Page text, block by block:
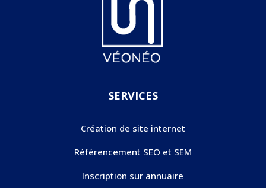
SERVICES
Création de site internet
Référencement SEO et SEM
Inscription sur annuaire